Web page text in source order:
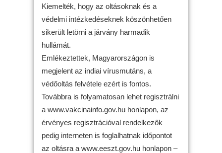
Kiemelték, hogy az oltásoknak és a
védelmi intézkedéseknek köszönhetően
sikerült letörni a járvány harmadik
hullámát.
Emlékeztettek, Magyarországon is
megjelent az indiai vírusmutáns, a
védőoltás felvétele ezért is fontos.
Továbbra is folyamatosan lehet regisztrálni
a www.vakcinainfo.gov.hu honlapon, az
érvényes regisztrációval rendelkezők
pedig interneten is foglalhatnak időpontot
az oltásra a www.eeszt.gov.hu honlapon –